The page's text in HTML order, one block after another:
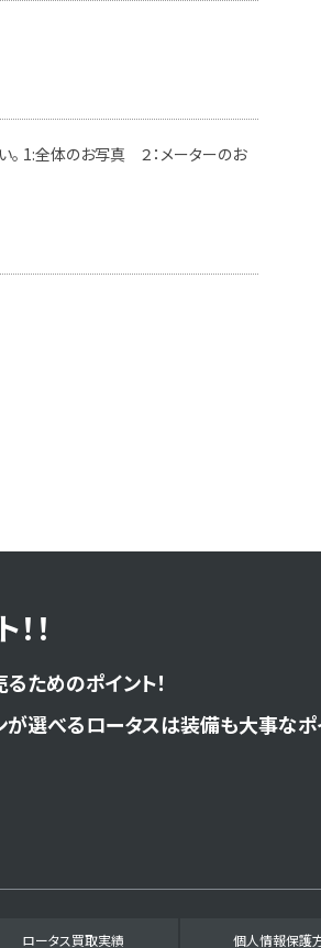
1:全体のお写真 ２：メーターのお
！
ためのポイント！
が選べるロータスは装備も大事なポ
ロータス買取実績 個人情報保護